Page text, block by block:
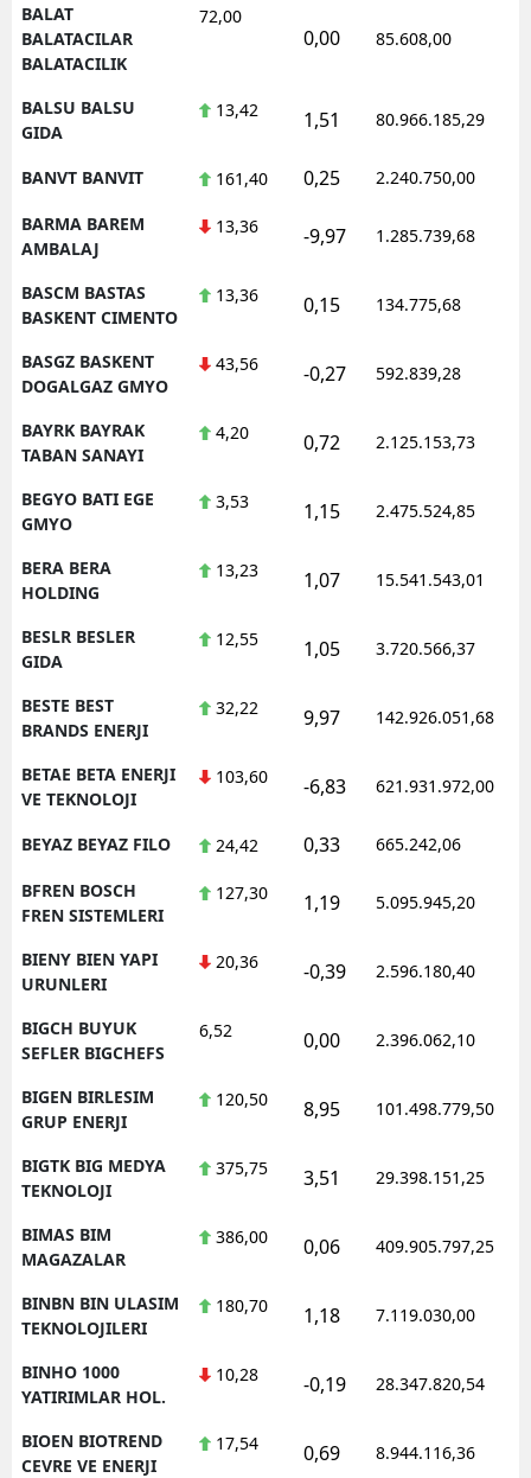
BALAT
BALATACILAR
BALATACILIK
72,00
0,00 85.608,00
BALSU BALSU
GIDA
13,42 1,51 80.966.185,29
BANVT BANVIT 161,40 0,25 2.240.750,00
BARMA BAREM
AMBALAJ
13,36 -9,97 1.285.739,68
BASCM BASTAS
BASKENT CIMENTO
13,36 0,15 134.775,68
BASGZ BASKENT
DOGALGAZ GMYO
43,56 -0,27 592.839,28
BAYRK BAYRAK
TABAN SANAYI
4,20 0,72 2.125.153,73
BEGYO BATI EGE
GMYO
3,53 1,15 2.475.524,85
BERA BERA
HOLDING
13,23 1,07 15.541.543,01
BESLR BESLER
GIDA
12,55 1,05 3.720.566,37
BESTE BEST
BRANDS ENERJI
32,22 9,97 142.926.051,68
BETAE BETA ENERJI
VE TEKNOLOJI
103,60 -6,83 621.931.972,00
BEYAZ BEYAZ FILO 24,42 0,33 665.242,06
BFREN BOSCH
FREN SISTEMLERI
127,30 1,19 5.095.945,20
BIENY BIEN YAPI
URUNLERI
20,36 -0,39 2.596.180,40
BIGCH BUYUK
SEFLER BIGCHEFS
6,52 0,00 2.396.062,10
BIGEN BIRLESIM
GRUP ENERJI
120,50 8,95 101.498.779,50
BIGTK BIG MEDYA
TEKNOLOJI
375,75 3,51 29.398.151,25
BIMAS BIM
MAGAZALAR
386,00 0,06 409.905.797,25
BINBN BIN ULASIM
TEKNOLOJILERI
180,70 1,18 7.119.030,00
BINHO 1000
YATIRIMLAR HOL.
10,28 -0,19 28.347.820,54
BIOEN BIOTREND
CEVRE VE ENERJI
17,54 0,69 8.944.116,36